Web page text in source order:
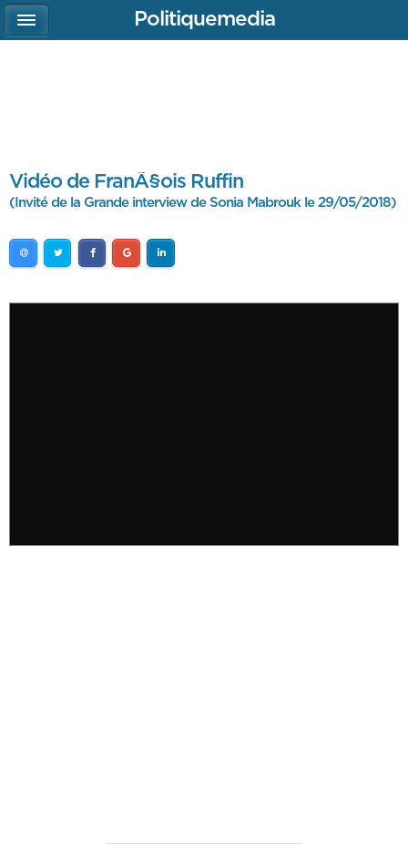
Vidéo de FranÃ§ois Ruffin
(Invité de la Grande interview de Sonia Mabrouk le 29/05/2018)
Politiquemedia